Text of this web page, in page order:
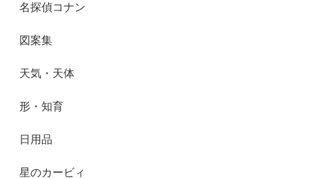
名探偵コナン
図案集
天気・天体
形・知育
日用品
星のカービィ